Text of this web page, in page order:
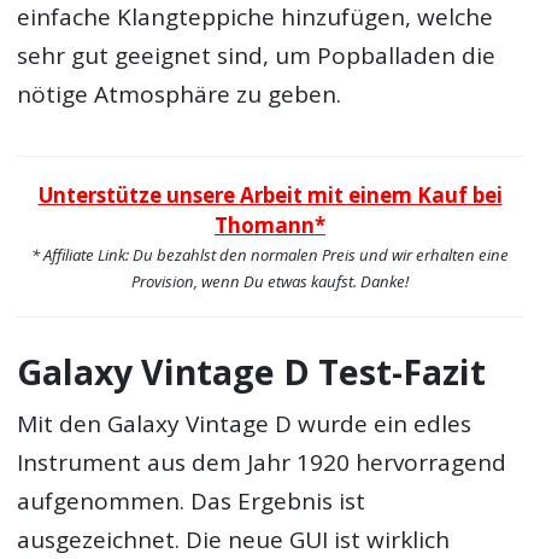
einfache Klangteppiche hinzufügen, welche
sehr gut geeignet sind, um Popballaden die
nötige Atmosphäre zu geben.
Unterstütze unsere Arbeit mit einem Kauf bei
Thomann*
* Affiliate Link: Du bezahlst den normalen Preis und wir erhalten eine
Provision, wenn Du etwas kaufst. Danke!
Galaxy Vintage D Test-Fazit
Mit den Galaxy Vintage D wurde ein edles
Instrument aus dem Jahr 1920 hervorragend
aufgenommen. Das Ergebnis ist
ausgezeichnet. Die neue GUI ist wirklich